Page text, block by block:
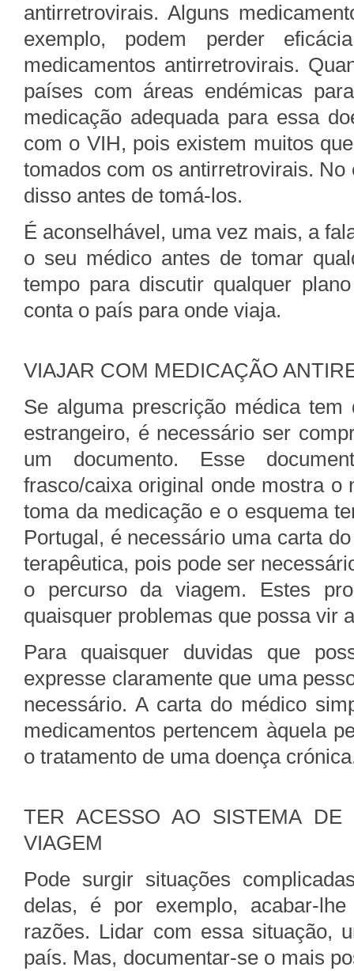
antirretrovirais. Alguns
exemplo, podem perder
medicamentos antirretrovirais.
países com áreas endémicas
medicação adequada para essa
com o VIH, pois existem muitos
tomados com os antirretrovirais.
disso antes de tomá-los.
É aconselhável, uma vez mais, a
o seu médico antes de tomar
tempo para discutir qualquer
conta o país para onde viaja.
VIAJAR COM MEDICAÇÃO
Se alguma prescrição médica
estrangeiro, é necessário ser
um documento. Esse
frasco/caixa original onde mostra o
toma da medicação e o esquema
Portugal, é necessário uma carta
terapêutica, pois pode ser
o percurso da viagem. Estes
quaisquer problemas que possa vir
Para quaisquer duvidas que
expresse claramente que uma
necessário. A carta do médico
medicamentos pertencem àquela
o tratamento de uma doença
TER ACESSO AO SISTEMA
VIAGEM
Pode surgir situações
delas, é por exemplo, acabar-
razões. Lidar com essa situação,
país. Mas, documentar-se o mais